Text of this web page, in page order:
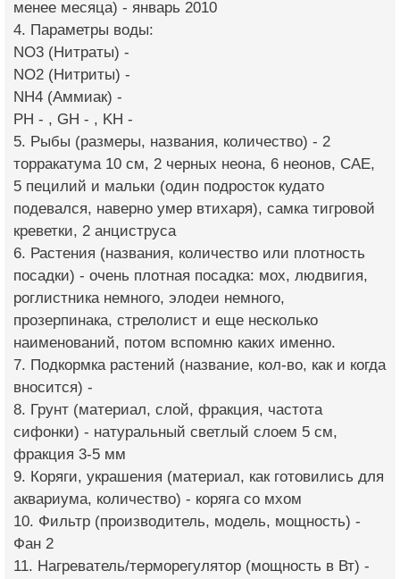
менее месяца) - январь 2010
4. Параметры воды:
NO3 (Нитраты) -
NO2 (Нитриты) -
NH4 (Аммиак) -
PH - , GH - , KH -
5. Рыбы (размеры, названия, количество) - 2
торракатума 10 см, 2 черных неона, 6 неонов, САЕ,
5 пецилий и мальки (один подросток кудато
подевался, наверно умер втихаря), самка тигровой
креветки, 2 анциструса
6. Растения (названия, количество или плотность
посадки) - очень плотная посадка: мох, людвигия,
роглистника немного, элодеи немного,
прозерпинака, стрелолист и еще несколько
наименований, потом вспомню каких именно.
7. Подкормка растений (название, кол-во, как и когда
вносится) -
8. Грунт (материал, слой, фракция, частота
сифонки) - натуральный светлый слоем 5 см,
фракция 3-5 мм
9. Коряги, украшения (материал, как готовились для
аквариума, количество) - коряга со мхом
10. Фильтр (производитель, модель, мощность) -
Фан 2
11. Нагреватель/терморегулятор (мощность в Вт) -